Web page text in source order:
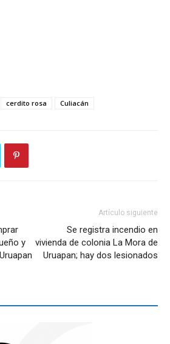
cerdito rosa Culiacán
y
Artículo siguiente
Se registra incendio en
vivienda de colonia La Mora de
Uruapan; hay dos lesionados